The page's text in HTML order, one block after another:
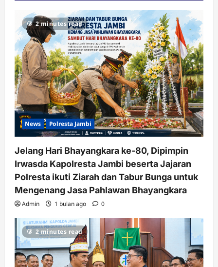
2 minutes read
News Polresta Jambi
Jelang Hari Bhayangkara ke-80, Dipimpin
Irwasda Kapolresta Jambi beserta Jajaran
Polresta ikuti Ziarah dan Tabur Bunga untuk
Mengenang Jasa Pahlawan Bhayangkara
Admin 1 bulan ago 0
2 minutes read